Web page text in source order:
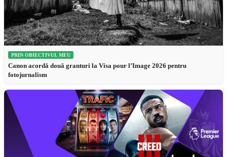
PRIN OBIECTIVUL MEU
Canon acordă două granturi la Visa pour l’Image 2026 pentru
fotojurnalism